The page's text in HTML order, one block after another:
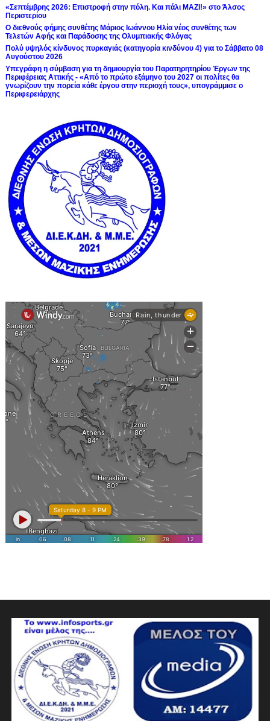
«Σεπτέμβρης 2026: Επιστροφή στην πόλη. Και πάλι ΜΑΖΙ!» στο Άλσος
Περιστερίου
Ο διεθνούς φήμης συνθέτης Μάριος Ιωάννου Ηλία νέος συνθέτης των
Τελετών Αφής και Παράδοσης της Ολυμπιακής Φλόγας
Πολύ υψηλός κίνδυνος πυρκαγιάς (κατηγορία κινδύνου 4) για το Σάββατο 08
Αυγούστου 2026
Υπεγράφη η σύμβαση για τη δημιουργία του Παρατηρητηρίου Έργων της
Περιφέρειας Αττικής - «Από το πρώτο εξάμηνο του 2027 οι πολίτες θα
γνωρίζουν την πορεία κάθε έργου στην περιοχή τους», υπογράμμισε ο
Περιφερειάρχης